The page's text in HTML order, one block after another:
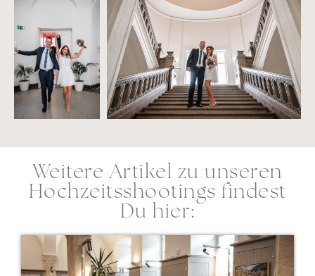
Weitere Artikel zu unseren
Hochzeitsshootings findest
Du hier: